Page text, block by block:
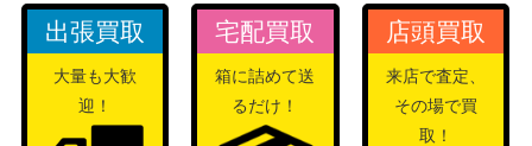
thSE）【CHIM-JP045】
（CHAOS IMPACT）
5,300
OVERLORD）
10,000
出張買取
大量も大歓
迎！
宅配買取
箱に詰めて送
るだけ！
店頭買取
来店で査定、
その場で買
取！